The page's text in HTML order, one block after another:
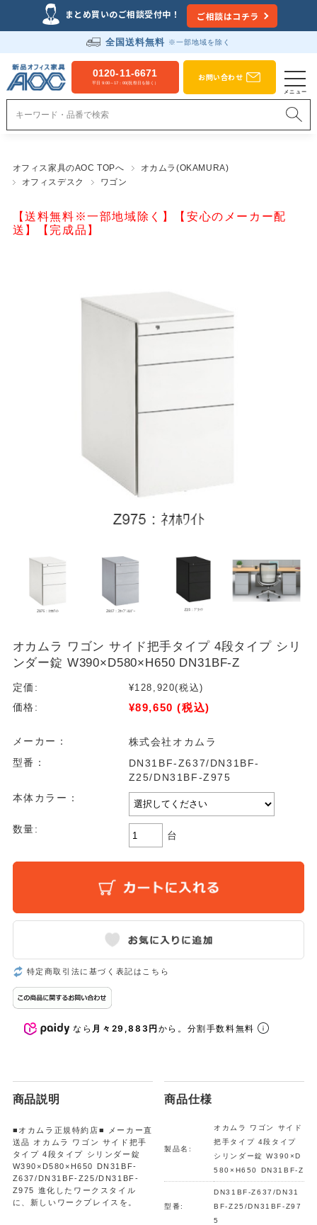
まとめ買いのご相談受付中！ ご相談はコチラ
全国送料無料 ※一部地域を除く
0120-11-6671
平日 9:00～17：00(祝祭日を除く）
お問い合わせ
オフィス家具のAOC TOPへ
オカムラ(OKAMURA)
オフィスデスク
ワゴン
【送料無料※一部地域除く】【安心のメーカー配
送】【完成品】
オカムラ ワゴン サイド把手タイプ 4段タイプ シリ
ンダー錠 W390×D580×H650 DN31BF-Z
定価: ¥128,920(税込)
価格:
¥89,650 (税込)
メーカー：
株式会社オカムラ
型番：
DN31BF-Z637/DN31BF-
Z25/DN31BF-Z975
本体カラー：
数量:
台
特定商取引法に基づく表記はこちら
なら 月々29,883円から。分割手数料無料
商品説明
■オカムラ正規特約店■ メーカー直
送品 オカムラ ワゴン サイド把手
タイプ 4段タイプ シリンダー錠
W390×D580×H650 DN31BF-
Z637/DN31BF-Z25/DN31BF-
Z975 進化したワークスタイル
に、新しいワークプレイスを。
商品仕様
製品名:
オカムラ ワゴン サイド
把手タイプ 4段タイプ
シリンダー錠 W390×D
580×H650 DN31BF-Z
型番:
DN31BF-Z637/DN31
BF-Z25/DN31BF-Z97
5